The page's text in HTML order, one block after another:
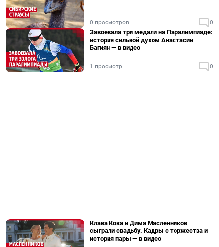
0 просмотров 0
Завоевала три медали на Паралимпиаде:
история сильной духом Анастасии
Багиян — в видео
1 просмотр 0
Клава Кока и Дима Масленников
сыграли свадьбу. Кадры с торжества и
история пары — в видео